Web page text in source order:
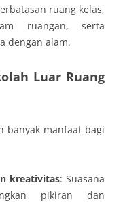
ruang kelas,
ruangan, serta
dengan alam.
Luar Ruang
banyak manfaat bagi
kreativitas: Suasana
pikiran dan